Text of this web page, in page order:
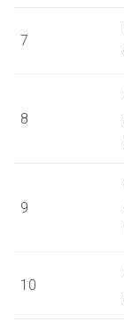
7
8
9
10